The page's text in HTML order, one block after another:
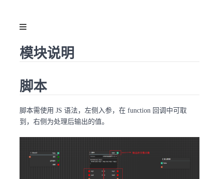
模块说明
脚本
脚本需使用 JS 语法，左侧入参，在 function 回调中可取
到，右侧为处理后输出的值。